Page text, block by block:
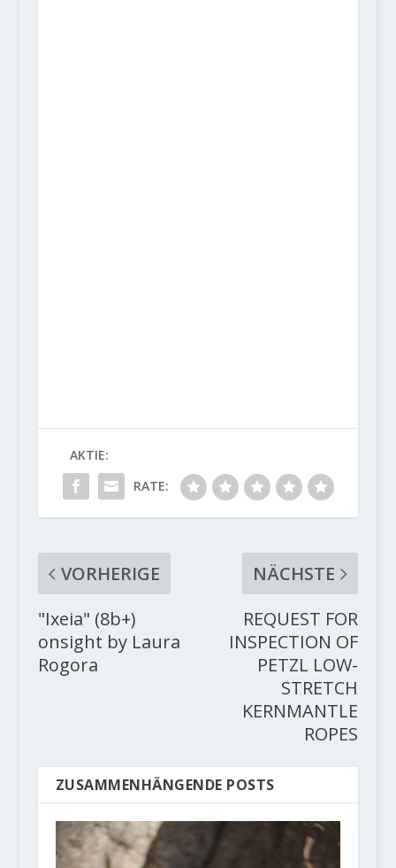
AKTIE:
RATE:
VORHERIGE
"Ixeia" (8b+)
onsight by Laura
Rogora
NÄCHSTE
REQUEST FOR
INSPECTION OF
PETZL LOW-
STRETCH
KERNMANTLE
ROPES
ZUSAMMENHÄNGENDE POSTS